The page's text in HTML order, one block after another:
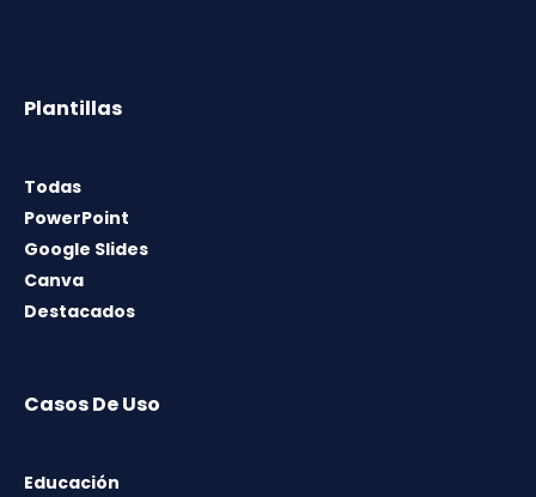
Plantillas
Todas
PowerPoint
Google Slides
Canva
Destacados
Casos De Uso
Educación